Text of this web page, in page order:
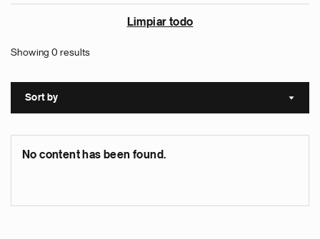
Limpiar todo
Showing 0 results
Sort by Sort
No content has been found.